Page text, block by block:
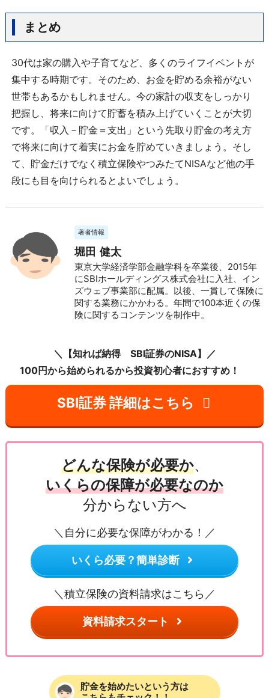
まとめ
30代は家の購入や子育てなど、多くのライフイベントが
集中する時期です。そのため、お金を貯める余裕がない
世帯もあるかもしれません。今の家計の収支をしっかり
把握し、将来に向けて貯蓄を積み上げていくことが大切
です。「収入－貯金＝支出」という先取り貯金の考え方
で将来に向けて着実にお金を貯めていきましょう。そし
て、貯金だけでなく積立保険やつみたてNISAなど他の手
段にも目を向けられるとよいでしょう。
著者情報
堀田 健太
東京大学経済学部金融学科を卒業後、2015年
にSBIホールディングス株式会社に入社、イン
ズウェブ事業部に配属。以後、一貫して保険に
関する業務にかかわる。年間で100本近くの保
険に関するコンテンツを制作中。
＼【知れば納得 SBI証券のNISA】／
100円から始められるから投資初心者におすすめ！
SBI証券 詳細はこちら
どんな保険が必要か、
いくらの保障が必要なのか
分からない方へ
＼自分に必要な保障がわかる！／
いくら必要？簡単診断
＼積立保険の資料請求はこちら／
資料請求スタート
貯金を始めたいという方は